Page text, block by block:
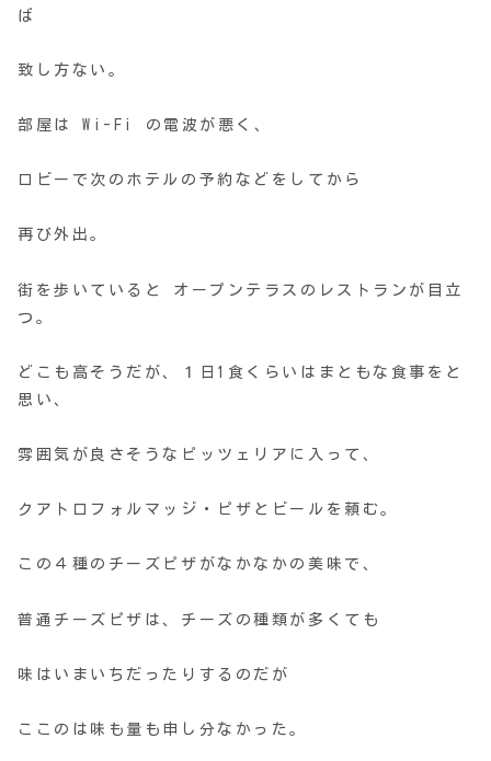
ば
致し方ない。
部屋は Wi-Fi の電波が悪く、
ロビーで次のホテルの予約などをしてから
再び外出。
街を歩いていると オープンテラスのレストランが目立
つ。
どこも高そうだが、１日1食くらいはまともな食事をと
思い、
雰囲気が良さそうなピッツェリアに入って、
クアトロフォルマッジ・ピザとビールを頼む。
この４種のチーズピザがなかなかの美味で、
普通チーズピザは、チーズの種類が多くても
味はいまいちだったりするのだが
ここのは味も量も申し分なかった。